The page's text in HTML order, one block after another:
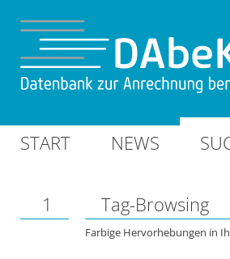
START NEWS
1 Tag-Browsing
Farbige Hervorhebungen in